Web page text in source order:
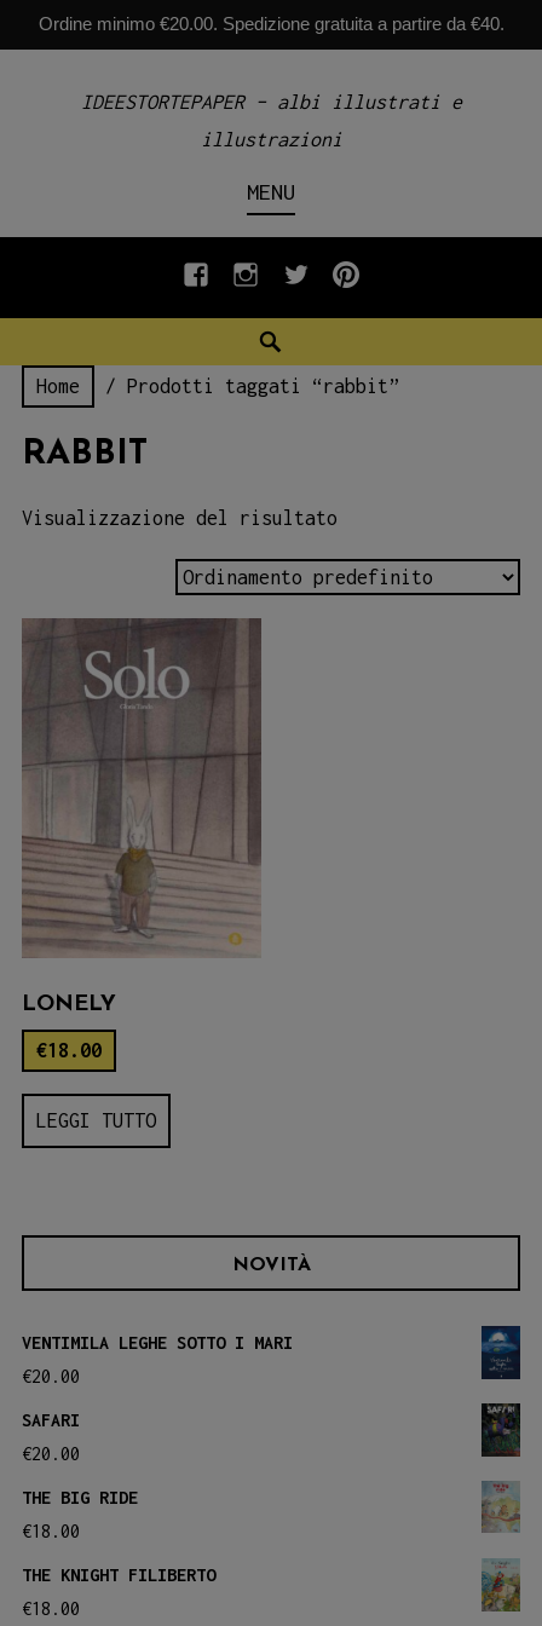
Ordine minimo €20.00. Spedizione gratuita a partire da €40.
IDEESTORTEPAPER – albi illustrati e
illustrazioni
MENU
fb INSTAGRAM
twiterpinterest
Home / Prodotti taggati “rabbit”
RABBIT
Visualizzazione del risultato
LONELY
€18.00
LEGGI TUTTO
NOVITÀ
VENTIMILA LEGHE SOTTO I MARI
€20.00
SAFARI
€20.00
THE BIG RIDE
€18.00
THE KNIGHT FILIBERTO
€18.00